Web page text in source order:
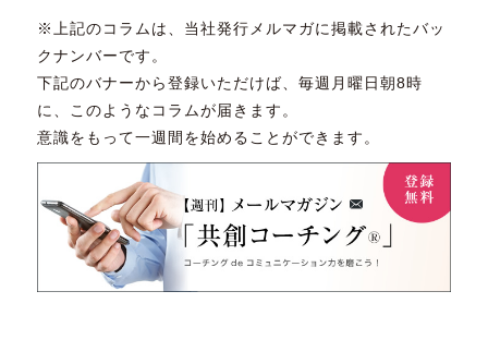
※上記のコラムは、当社発行メルマガに掲載されたバッ
クナンバーです。
下記のバナーから登録いただけば、毎週月曜日朝8時
に、このようなコラムが届きます。
意識をもって一週間を始めることができます。